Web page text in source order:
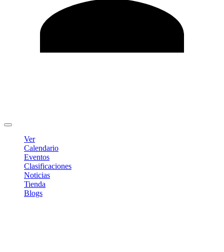
Ver
Calendario
Eventos
Clasificaciones
Noticias
Tienda
Blogs